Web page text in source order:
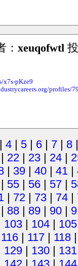
： xeuqofwtl
x7s-pKze9
profiles/
| 4 | 5 | 6 | 7 | 8
| 22 | 23 | 24 |
| 39 | 40 | 41 |
| 55 | 56 | 57 |
| 72 | 73 | 74 |
| 88 | 89 | 90 |
103 | 104 | 105
116 | 117 | 118
129 | 130 | 131